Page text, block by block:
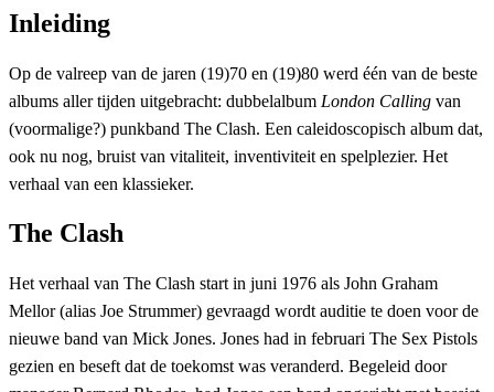
Inleiding
Op de valreep van de jaren (19)70 en (19)80 werd één van de beste
albums aller tijden uitgebracht: dubbelalbum London Calling van
(voormalige?) punkband The Clash. Een caleidoscopisch album dat,
ook nu nog, bruist van vitaliteit, inventiviteit en spelplezier. Het
verhaal van een klassieker.
The Clash
Het verhaal van The Clash start in juni 1976 als John Graham
Mellor (alias Joe Strummer) gevraagd wordt auditie te doen voor de
nieuwe band van Mick Jones. Jones had in februari The Sex Pistols
gezien en beseft dat de toekomst was veranderd. Begeleid door